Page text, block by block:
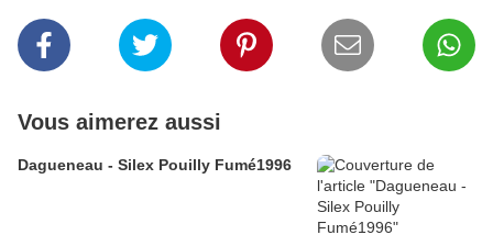
Vous aimerez aussi
Dagueneau - Silex Pouilly Fumé1996